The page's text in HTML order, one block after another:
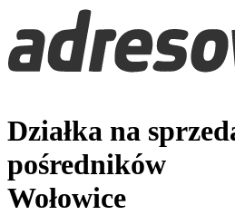
Działka na
pośredników
Wołowice